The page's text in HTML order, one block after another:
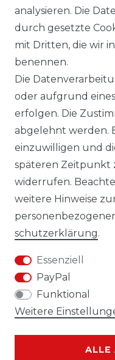
LIEFERZEIT
14
Laro-Shop.de
06233-7705680
info@laro-
Montag -
analysieren. Die
durch gesetzte
mit Dritten, die wir
benennen.
Die
oder aufgrund
erfolgen. Die
abgelehnt werden.
einzuwilligen und
späteren Zeitpunkt
widerrufen.
weitere Hinweise
schutz­erklärung.
Essenziell
PayPal
Funktional
Weitere
ALLE